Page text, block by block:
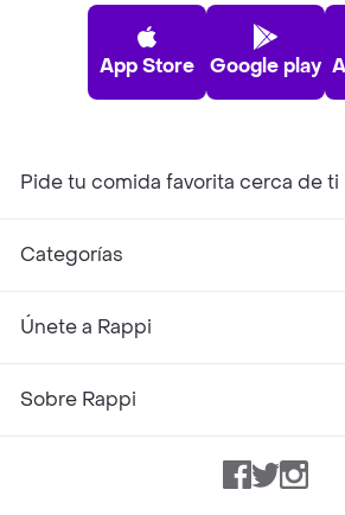
App Store Google play
Pide tu comida favorita cerca de ti
Categorías
Únete a Rappi
Sobre Rappi
Facebook
Twitter